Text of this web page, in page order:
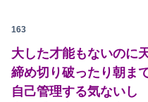
163
大した才能もないのに
締め切り破ったり朝ま
自己管理する気ないし